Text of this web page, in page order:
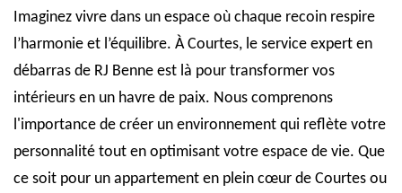
Imaginez vivre dans un espace où chaque recoin respire
l’harmonie et l’équilibre. À Courtes, le service expert en
débarras de RJ Benne est là pour transformer vos
intérieurs en un havre de paix. Nous comprenons
l'importance de créer un environnement qui reflète votre
personnalité tout en optimisant votre espace de vie. Que
ce soit pour un appartement en plein cœur de Courtes ou